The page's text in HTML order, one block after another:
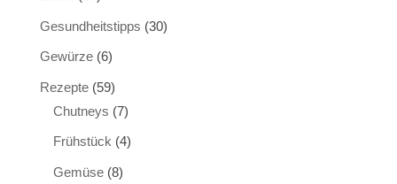
Gesundheitstipps (30)
Gewürze(6)
Rezepte(59)
Chutneys (7)
Frühstück (4)
Gemüse(8)